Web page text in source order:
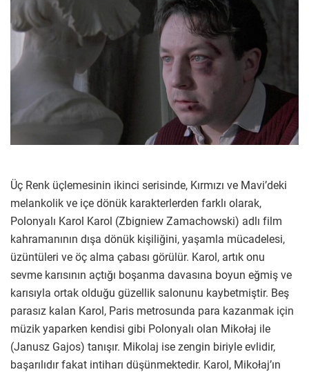
Üç Renk üçlemesinin ikinci serisinde, Kırmızı ve Mavi’deki
melankolik ve içe dönük karakterlerden farklı olarak,
Polonyalı Karol Karol (Zbigniew Zamachowski) adlı film
kahramanının dışa dönük kişiliğini, yaşamla mücadelesi,
üzüntüleri ve öç alma çabası görülür. Karol, artık onu
sevme karısının açtığı boşanma davasına boyun eğmiş ve
karısıyla ortak olduğu güzellik salonunu kaybetmiştir. Beş
parasız kalan Karol, Paris metrosunda para kazanmak için
müzik yaparken kendisi gibi Polonyalı olan Mikołaj ile
(Janusz Gajos) tanışır. Mikolaj ise zengin biriyle evlidir,
başarılıdır fakat intiharı düşünmektedir. Karol, Mikołaj’ın